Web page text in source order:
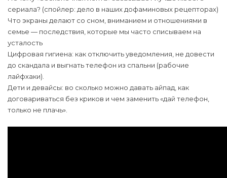
сериала? (спойлер: дело в наших дофаминовых рецепторах)
Что экраны делают со сном, вниманием и отношениями в
семье — последствия, которые мы часто списываем на
усталость
Цифровая гигиена: как отключить уведомления, не довести
до скандала и выгнать телефон из спальни (рабочие
лайфхаки).
Дети и девайсы: во сколько можно давать айпад, как
договариваться без криков и чем заменить «дай телефон,
только не плачь».